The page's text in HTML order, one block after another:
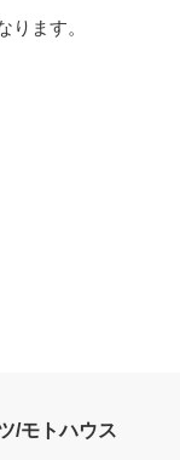
ります。
/モトハウス